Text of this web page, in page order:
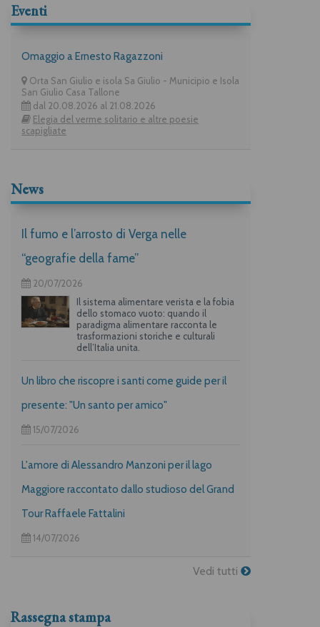
Eventi
Omaggio a Ernesto Ragazzoni
Orta San Giulio e isola Sa Giulio - Municipio e Isola
San Giulio Casa Tallone
dal 20.08.2026 al 21.08.2026
Elegia del verme solitario e altre poesie
scapigliate
News
Il fumo e l’arrosto di Verga nelle
“geografie della fame”
20/07/2026
Il sistema alimentare verista e la fobia
dello stomaco vuoto: quando il
paradigma alimentare racconta le
trasformazioni storiche e culturali
dell’Italia unita.
Un libro che riscopre i santi come guide per il
presente: "Un santo per amico"
15/07/2026
L'amore di Alessandro Manzoni per il lago
Maggiore raccontato dallo studioso del Grand
Tour Raffaele Fattalini
14/07/2026
Vedi tutti
Rassegna stampa